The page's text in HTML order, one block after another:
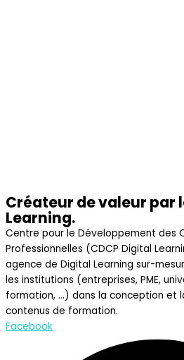
Créateur de valeur par
Learning.
Centre pour le Développement des
Professionnelles (CDCP Digital
agence de Digital Learning sur-
les institutions (entreprises, PME,
formation, …) dans la conception et
contenus de formation.
Facebook